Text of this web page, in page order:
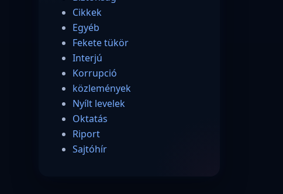
Cikkek
Egyéb
Fekete tükör
Interjú
Korrupció
közlemények
Nyílt levelek
Oktatás
Riport
Sajtóhír